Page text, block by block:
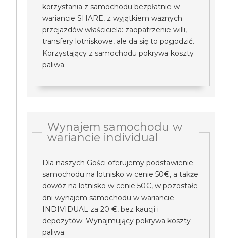
korzystania z samochodu bezpłatnie w
wariancie SHARE, z wyjątkiem ważnych
przejazdów właściciela: zaopatrzenie willi,
transfery lotniskowe, ale da się to pogodzić.
Korzystający z samochodu pokrywa koszty
paliwa.
Wynajem samochodu w
wariancie individual
Dla naszych Gości oferujemy podstawienie
samochodu na lotnisko w cenie 50€, a także
dowóz na lotnisko w cenie 50€, w pozostałe
dni wynajem samochodu w wariancie
INDIVIDUAL za 20 €, bez kaucji i
depozytów. Wynajmujący pokrywa koszty
paliwa.